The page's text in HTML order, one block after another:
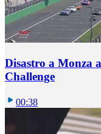
Disastro a Monza
Challenge
00:38